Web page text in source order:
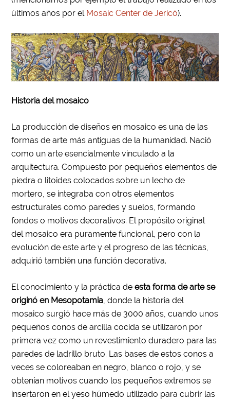
últimos años por el Mosaic Center de Jericó).
Historia del mosaico
La producción de diseños en mosaico es una de las
formas de arte más antiguas de la humanidad. Nació
como un arte esencialmente vinculado a la
arquitectura. Compuesto por pequeños elementos de
piedra o litoides colocados sobre un lecho de
mortero, se integraba con otros elementos
estructurales como paredes y suelos, formando
fondos o motivos decorativos. El propósito original
del mosaico era puramente funcional, pero con la
evolución de este arte y el progreso de las técnicas,
adquirió también una función decorativa.
El conocimiento y la práctica deesta forma de arte se
originó en Mesopotamia, donde la historia del
mosaico surgió hace más de 3000 años, cuando unos
pequeños conos de arcilla cocida se utilizaron por
primera vez como un revestimiento duradero para las
paredes de ladrillo bruto. Las bases de estos conos a
veces se coloreaban en negro, blanco o rojo, y se
obtenían motivos cuando los pequeños extremos se
insertaron en el yeso húmedo utilizado para cubrir las